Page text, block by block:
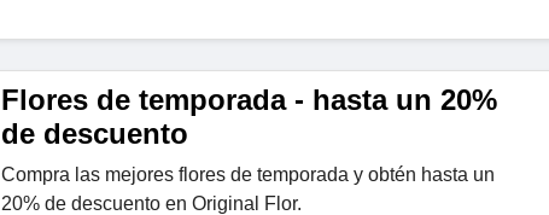
Flores de temporada - hasta un 20%
de descuento
Compra las mejores flores de temporada y obtén hasta un
20% de descuento en Original Flor.